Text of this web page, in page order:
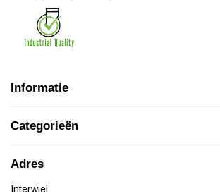
Informatie
Categorieën
Adres
Interwiel